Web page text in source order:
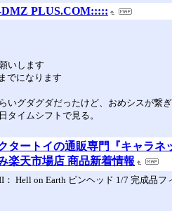
PLUS.COM:::::
いします
でになります
いグダグダだったけど、おめシスが繋
タイムシフトで見る。
タートイの通販専門『キャラネ
楽天市場店 商品新着情報
Hell on Earth ピンヘッド 1/7 完成品フ